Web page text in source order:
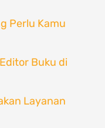
Perlu Kamu
Buku di
Layanan